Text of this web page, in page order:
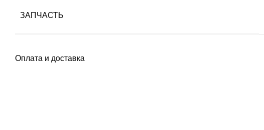
ЗАПЧАСТЬ
Оплата и доставка